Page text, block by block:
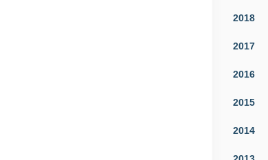
2018
2017
2016
2015
2014